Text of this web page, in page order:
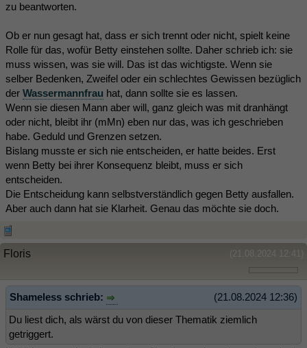
zu beantworten.
Ob er nun gesagt hat, dass er sich trennt oder nicht, spielt keine
Rolle für das, wofür Betty einstehen sollte. Daher schrieb ich: sie
muss wissen, was sie will. Das ist das wichtigste. Wenn sie
selber Bedenken, Zweifel oder ein schlechtes Gewissen bezüglich
der Wassermannfrau hat, dann sollte sie es lassen.
Wenn sie diesen Mann aber will, ganz gleich was mit dranhängt
oder nicht, bleibt ihr (mMn) eben nur das, was ich geschrieben
habe. Geduld und Grenzen setzen.
Bislang musste er sich nie entscheiden, er hatte beides. Erst
wenn Betty bei ihrer Konsequenz bleibt, muss er sich
entscheiden.
Die Entscheidung kann selbstverständlich gegen Betty ausfallen.
Aber auch dann hat sie Klarheit. Genau das möchte sie doch.
(21.08.2024 12:41)
Floris
(21.08.2024 12:36)
Shameless schrieb:
Du liest dich, als wärst du von dieser Thematik ziemlich
getriggert.